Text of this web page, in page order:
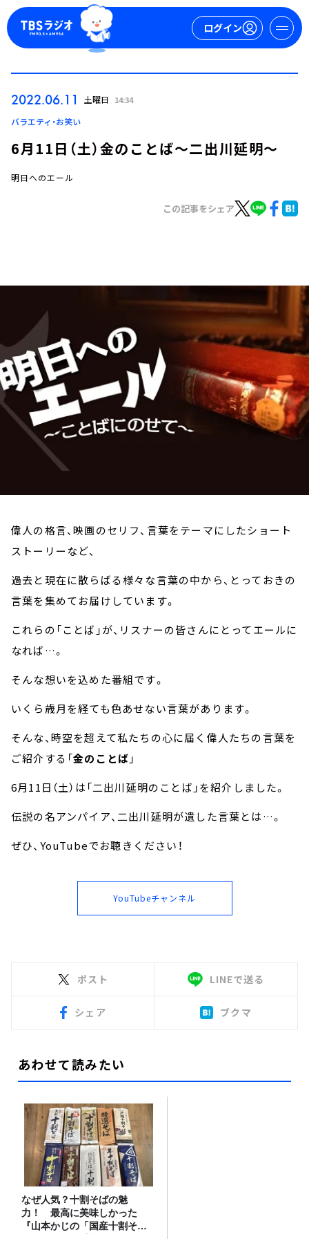
ログイン
ログイン
トピックス
お知らせ
イベント・グッズ
YouTube
会社情報
2022.06.11 土曜日 14:34
バラエティ・お笑い
6月11日（土）金のことば～二出川延明～
明日へのエール
この記事をシェア
偉人の格言、映画のセリフ、言葉をテーマにしたショート
ストーリーなど、
過去と現在に散らばる様々な言葉の中から、とっておきの
言葉を集めてお届けしています。
これらの「ことば」が、リスナーの皆さんにとってエールに
なれば…。
そんな想いを込めた番組です。
いくら歳月を経ても色あせない言葉があります。
そんな、時空を超えて私たちの心に届く偉人たちの言葉を
ご紹介する「金のことば 」
6月11日（土）は「二出川延明のことば」を紹介しました。
伝説の名アンパイア、二出川延明が遺した言葉とは…。
ぜひ、YouTubeでお聴きください！
YouTubeチャンネル
ポスト LINEで送る
シェア ブクマ
あわせて読みたい
なぜ人気？十割そばの魅
力！ 最高に美味しかった
『山本かじの「国産十割そ